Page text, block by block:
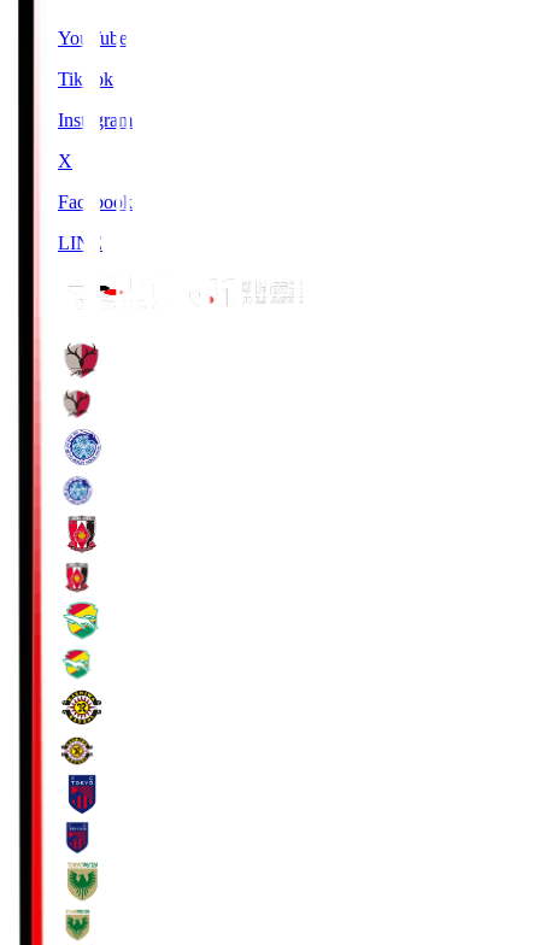
YouTube
TikTok
Instagram
X
Facebook
LINE